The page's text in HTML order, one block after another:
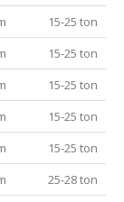
15-25 ton
15-25 ton
15-25 ton
15-25 ton
15-25 ton
25-28 ton